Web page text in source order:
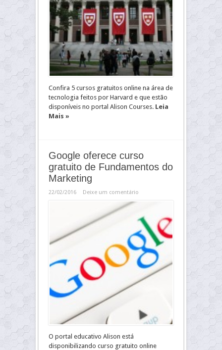
Confira 5 cursos gratuitos online na área de
tecnologia feitos por Harvard e que estão
disponíveis no portal Alison Courses. Leia
Mais »
Google oferece curso
gratuito de Fundamentos do
Marketing
22/02/2016 Deixe um comentário
O portal educativo Alison está
disponibilizando curso gratuito online